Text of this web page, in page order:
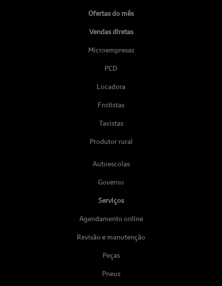
Ofertas do mês
Vendas diretas
Microempresas
PCD
Locadora
Frotistas
Taxistas
Produtor rural
Autoescolas
Governo
Serviços
Agendamento online
Revisão e manutenção
Peças
Pneus